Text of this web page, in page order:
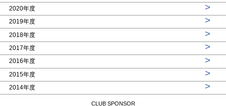
2020年度 >
2019年度 >
2018年度 >
2017年度 >
2016年度 >
2015年度 >
2014年度 >
CLUB SPONSOR